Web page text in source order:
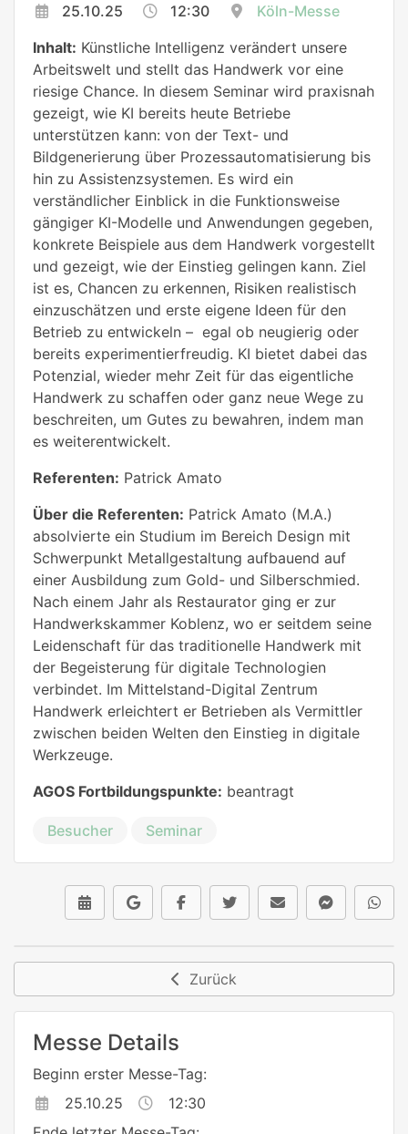
25.10.25 12:30
Köln-Messe
Inhalt: Künstliche Intelligenz verändert unsere
Arbeitswelt und stellt das Handwerk vor eine
riesige Chance. In diesem Seminar wird praxisnah
gezeigt, wie KI bereits heute Betriebe
unterstützen kann: von der Text- und
Bildgenerierung über Prozessautomatisierung bis
hin zu Assistenzsystemen. Es wird ein
verständlicher Einblick in die Funktionsweise
gängiger KI-Modelle und Anwendungen gegeben,
konkrete Beispiele aus dem Handwerk vorgestellt
und gezeigt, wie der Einstieg gelingen kann. Ziel
ist es, Chancen zu erkennen, Risiken realistisch
einzuschätzen und erste eigene Ideen für den
Betrieb zu entwickeln – egal ob neugierig oder
bereits experimentierfreudig. KI bietet dabei das
Potenzial, wieder mehr Zeit für das eigentliche
Handwerk zu schaffen oder ganz neue Wege zu
beschreiten, um Gutes zu bewahren, indem man
es weiterentwickelt.
Referenten: Patrick Amato
Über die Referenten: Patrick Amato (M.A.)
absolvierte ein Studium im Bereich Design mit
Schwerpunkt Metallgestaltung aufbauend auf
einer Ausbildung zum Gold- und Silberschmied.
Nach einem Jahr als Restaurator ging er zur
Handwerkskammer Koblenz, wo er seitdem seine
Leidenschaft für das traditionelle Handwerk mit
der Begeisterung für digitale Technologien
verbindet. Im Mittelstand-Digital Zentrum
Handwerk erleichtert er Betrieben als Vermittler
zwischen beiden Welten den Einstieg in digitale
Werkzeuge.
AGOS Fortbildungspunkte: beantragt
Besucher Seminar
Zurück
Messe Details
Beginn erster Messe-Tag:
25.10.25
12:30